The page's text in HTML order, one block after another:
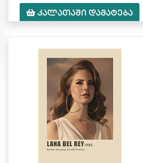
კალათაში დამატება